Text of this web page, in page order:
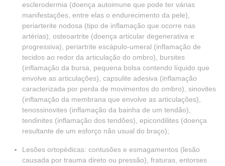
esclerodermia (doença autoimune que pode ter várias
manifestações, entre elas o endurecimento da pele),
periarterite nodosa (tipo de inflamação que ocorre nas
artérias), osteoartrite (doença articular degenerativa e
progressiva), periartrite escápulo-umeral (inflamação de
tecidos ao redor da articulação do ombro), bursites
(inflamação da bursa, pequena bolsa contendo líquido que
envolve as articulações), capsulite adesiva (inflamação
caracterizada por perda de movimentos do ombro), sinovites
(inflamação da membrana que envolve as articulações),
tenossinovites (inflamação da bainha de um tendão),
tendinites (inflamação dos tendões), epicondilites (doença
resultante de um esforço não usual do braço);
Lesões ortopédicas: contusões e esmagamentos (lesão
causada por trauma direto ou pressão), fraturas, entorses